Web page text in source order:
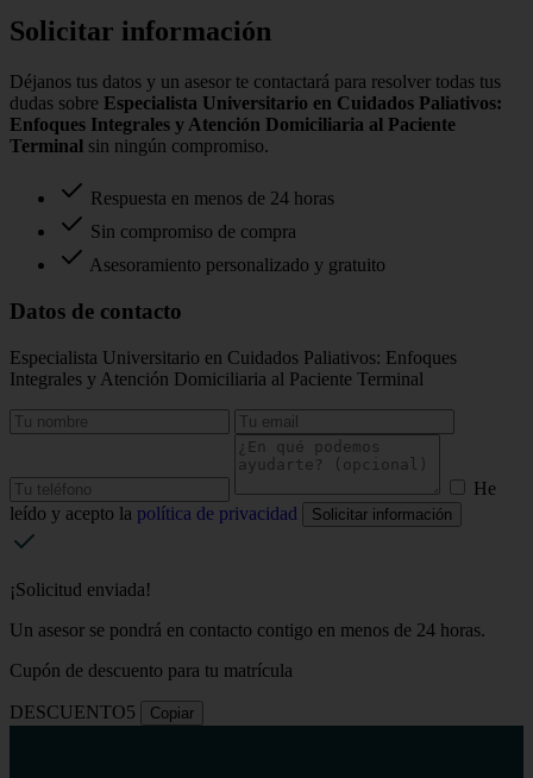
Solicitar información
Déjanos tus datos y un asesor te contactará para resolver todas tus
dudas sobre Especialista Universitario en Cuidados Paliativos:
Enfoques Integrales y Atención Domiciliaria al Paciente
Terminal sin ningún compromiso.
Respuesta en menos de 24 horas
Sin compromiso de compra
Asesoramiento personalizado y gratuito
Datos de contacto
Especialista Universitario en Cuidados Paliativos: Enfoques
Integrales y Atención Domiciliaria al Paciente Terminal
He
leído y acepto la política de privacidad Solicitar información
¡Solicitud enviada!
Un asesor se pondrá en contacto contigo en menos de 24 horas.
Cupón de descuento para tu matrícula
DESCUENTO5 Copiar